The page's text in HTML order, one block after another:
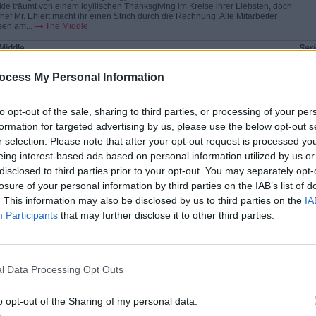
My Personal Information
opt-out of the sale, sharing to third parties, or processing of your
for targeted advertising by us, please use the below opt-out
selection. Please note that after your opt-out request is processed
interest-based ads based on personal information utilized by us
to third parties prior to your opt-out. You may separately
of your personal information by third parties on the IAB’s list of
This information may also be disclosed by us to third parties on the
Participants that may further disclose it to other third parties.
Data Processing Opt Outs
opt-out of the Sharing of my personal data.
träumt von einem idyllischen Thanksgiving im Kreise ihrer Liebsten, doch
Mr. Ehlert macht ihr einen Strich durch die Rechnung: Alle Mitarbeiter
am...
The Middle
nachdem Sue eine Auseinandersetzung mit Ritas Söhnen hatte. Axl
Vorstellungsgespräch(The Interview)
hat im Steinbruch einen Dinosaurierknochen entdeckt, woraufhin die Grube
Weiteres für wissenschaftliche Forschungen geschlossen wird. Nun
Mike einen neuen...
Geschrei(The Yelling)
schwört, damit aufzuhören, ihre Kinder anzuschreien und an ihnen
wenn sie im Gegenzug ihre Hausaufgaben und ihre Arbeiten
ohne...
The Middle
besser anzukommen, wünscht...
Four(The Final Four)
schenkt Mike zwei Tickets für ein wichtiges Endspiel und erfüllt ihm